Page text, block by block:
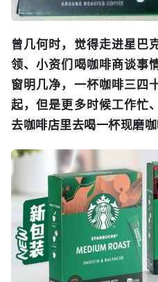
曾几何时，觉得走进星巴
领、小资们喝咖啡商谈事
窗明几净，一杯咖啡三四
起，但是更多时候工作忙
去咖啡店里去喝一杯现磨咖